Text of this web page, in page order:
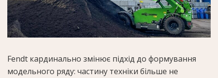
Fendt кардинально змінює підхід до формування
модельного ряду: частину техніки більше не